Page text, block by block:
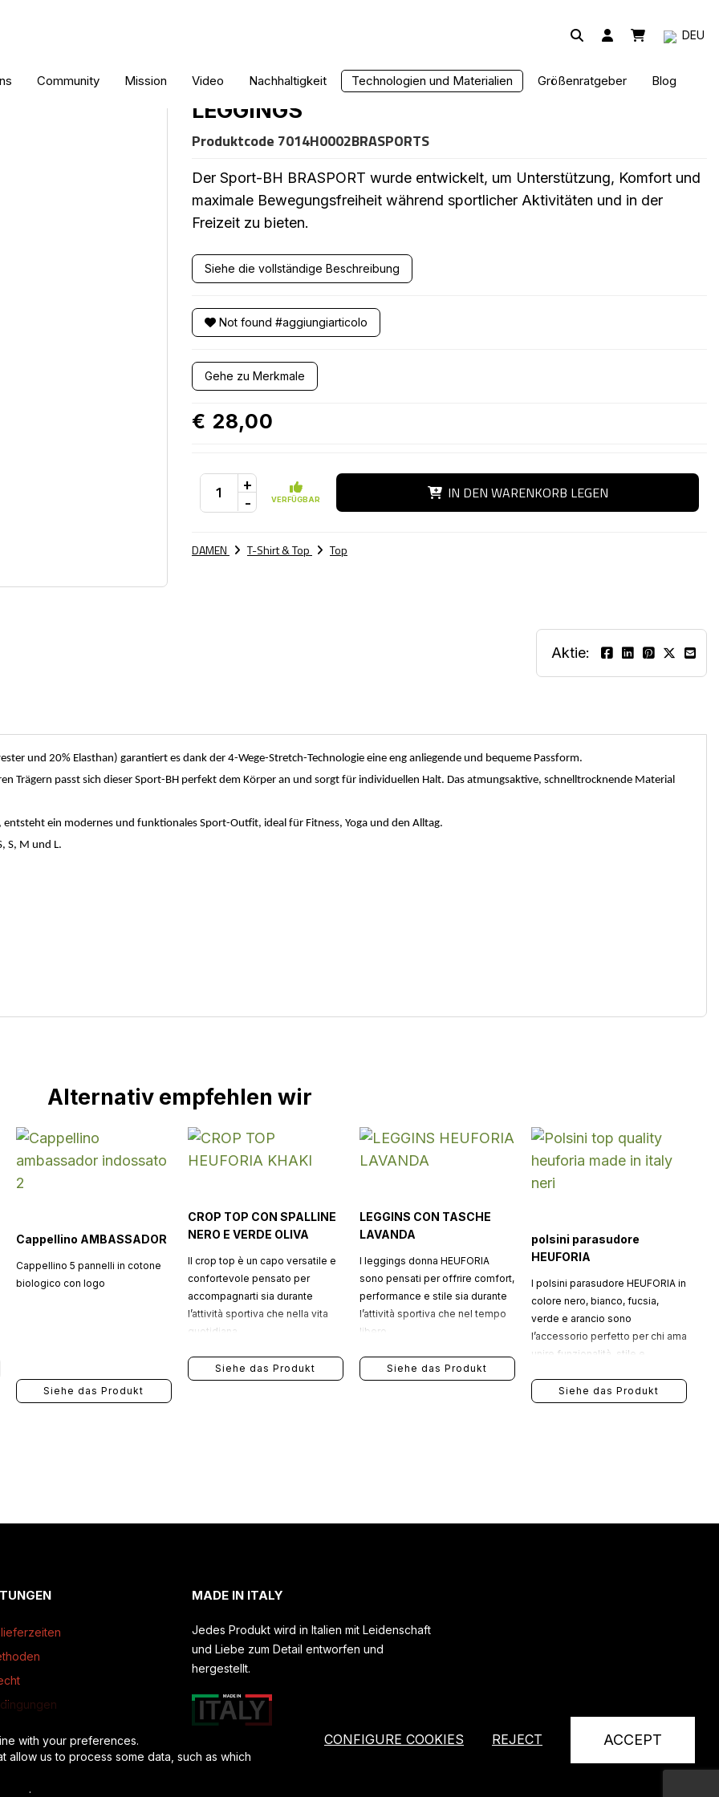
DEU
Community Mission Video Nachhaltigkeit Technologien und Materialien Größenratgeber Blog
SPORT-BH LAVENDEL KOMBINIERT MIT
LEGGINGS
Produktcode 7014H0002BRASPORTS
Der Sport-BH BRASPORT wurde entwickelt, um Unterstützung, Komfort und
maximale Bewegungsfreiheit während sportlicher Aktivitäten und in der
Freizeit zu bieten.
Siehe die vollständige Beschreibung
Not found #aggiungiarticolo
Gehe zu Merkmale
€ 28,00
+
- VERFÜGBAR IN DEN WARENKORB LEGEN
DAMEN T-Shirt & Top Top
Aktie:
und 20% Elasthan) garantiert es dank der 4-Wege-Stretch-Technologie eine eng anliegende und bequeme Passform.
Trägern passt sich dieser Sport-BH perfekt dem Körper an und sorgt für individuellen Halt. Das atmungsaktive, schnelltrocknende Material
ein modernes und funktionales Sport-Outfit, ideal für Fitness, Yoga und den Alltag.
S, M und L.
Alternativ empfehlen wir
Cappellino AMBASSADOR
Cappellino 5 pannelli in cotone
biologico con logo
Siehe das Produkt
CROP TOP CON SPALLINE
NERO E VERDE OLIVA
Il crop top è un capo versatile e
confortevole pensato per
accompagnarti sia durante
l’attività sportiva che nella vita
quotidiana.
Siehe das Produkt
LEGGINS CON TASCHE
LAVANDA
I leggings donna HEUFORIA
sono pensati per offrire comfort,
performance e stile sia durante
l’attività sportiva che nel tempo
libero.
Siehe das Produkt
polsini parasudore
HEUFORIA
I polsini parasudore HEUFORIA in
colore nero, bianco, fucsia,
verde e arancio sono
l’accessorio perfetto per chi ama
unire funzionalità, stile e
morbido cotone, garantiscono
comfort, traspirabilità e una
Siehe das Produkt
MADE IN ITALY
Jedes Produkt wird in Italien mit Leidenschaft
und Liebe zum Detail entworfen und
hergestellt.
with your preferences.
us to process some data, such as which
.
CONFIGURE COOKIES REJECT ACCEPT